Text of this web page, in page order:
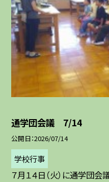
通学団会議 7/14
公開日 2026/07/14
学校行事
７月１４日（火）に通学団会